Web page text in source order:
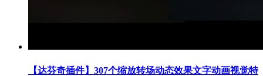
【达芬奇插件】307个缩放转场动态效果文字动画视觉特